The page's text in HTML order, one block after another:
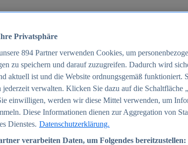
Privatsphäre
894 Partner verwenden Cookies, um
zu speichern und darauf zuzugreifen. Dadurch wird
aktuell ist und die Website ordnungsgemäß funktioniert.
jederzeit verwalten. Klicken Sie dazu auf die Schaltfläche
einwilligen, werden wir diese Mittel verwenden, um
Diese Informationen dienen zur Aggregation von
Dienstes. Datenschutzerklärung.
verarbeiten Daten, um Folgendes bereitzustellen: